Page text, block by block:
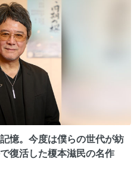
憶。今度は僕らの世代が紡
復活した榎本滋民の名作